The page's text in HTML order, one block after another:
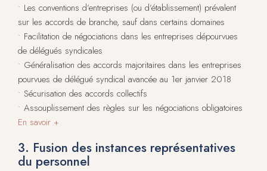
• Les conventions d’entreprises (ou d’établissement) prévalent
sur les accords de branche, sauf dans certains domaines
• Facilitation de négociations dans les entreprises dépourvues
de délégués syndicales
• Généralisation des accords majoritaires dans les entreprises
pourvues de délégué syndical avancée au 1er janvier 2018
• Sécurisation des accords collectifs
• Assouplissement des règles sur les négociations obligatoires
En savoir +
3. Fusion des instances représentatives
du personnel